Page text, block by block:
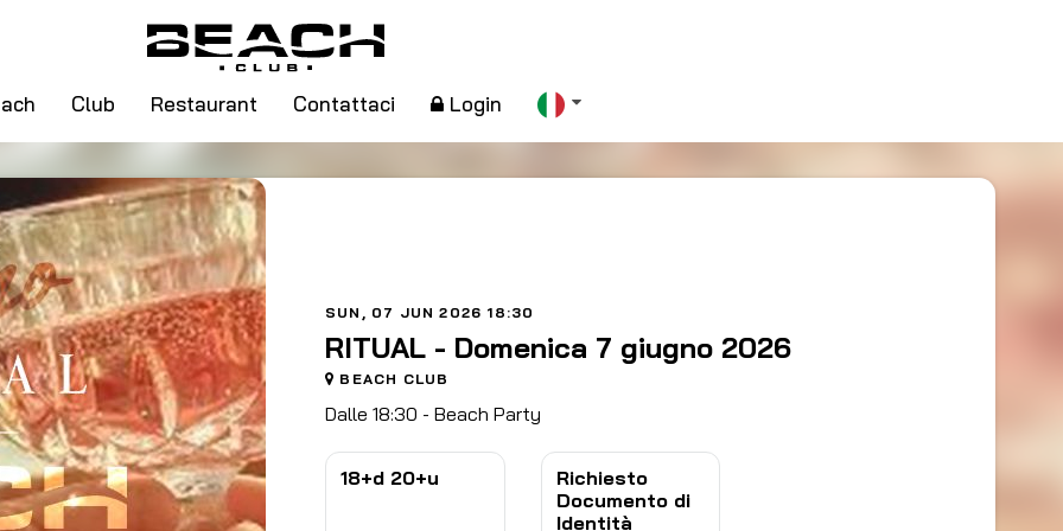
Club Restaurant Contattaci Login
SUN, 07 JUN 2026 18:30
RITUAL - Domenica 7 giugno 2026
BEACH CLUB
Dalle 18:30 - Beach Party
18+d 20+u
Richiesto
Documento di
Identità